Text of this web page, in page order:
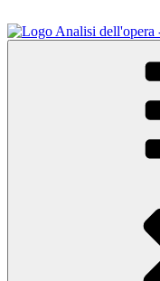
al
contenuto
Osservare le opere d'arte